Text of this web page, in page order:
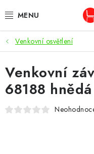
na
OBÝVACÍ POKOJ
KUCHYŇ A JÍDELNA
LOŽNICE
Venkovní osvětlení
Venkovní
68188 hnědá